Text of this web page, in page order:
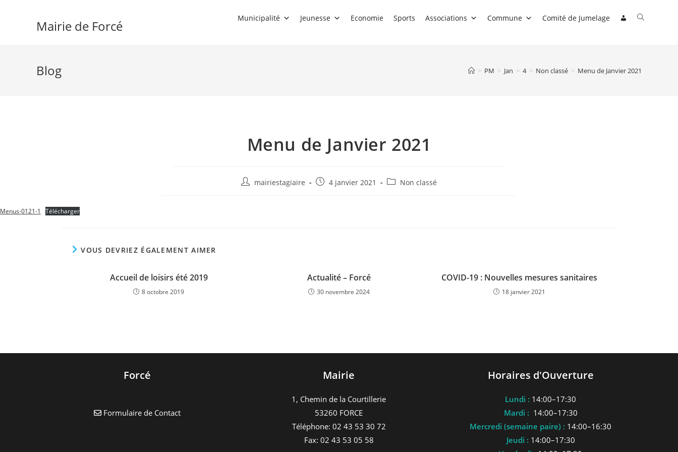
Mairie de Forcé Municipalité Jeunesse Economie Sports Associations Commune Comité de Jumelage Toggle
Blog > PM > Jan > 4 > Non classé > Menu de Janvier 2021
Menu de Janvier 2021
Auteur/autrice
mairiestagiaire
Publication
4 janvier 2021
Post Non classé
Menus-0121-1 Télécharger
VOUS DEVRIEZ ÉGALEMENT AIMER
Accueil de loisirs été 2019
8 octobre 2019
Actualité – Forcé
30 novembre 2024
COVID-19 : Nouvelles mesures sanitaires
18 janvier 2021
Forcé
Formulaire de Contact
Mairie
1, Chemin de la Courtillerie
53260 FORCE
Téléphone: 02 43 53 30 72
Fax: 02 43 53 05 58
Horaires d'Ouverture
Lundi : 14:00–17:30
Mardi : 14:00–17:30
Mercredi (semaine paire) : 14:00–16:30
Jeudi : 14:00–17:30